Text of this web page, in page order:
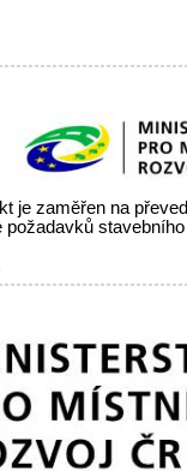
je zaměřen na